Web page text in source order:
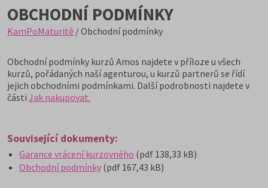
OBCHODNÍ PODMÍNKY
KamPoMaturitě / Obchodní podmínky
Obchodní podmínky kurzů Amos najdete v příloze u všech
kurzů, pořádaných naší agenturou, u kurzů partnerů se řídí
jejich obchodními podmínkami. Další podrobnosti najdete v
části Jak nakupovat.
Související dokumenty:
Garance vrácení kurzovného (pdf 138,33 kB)
Obchodní podmínky (pdf 167,43 kB)